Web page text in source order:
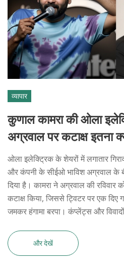
व्यापार
कुणाल कामरा की ओला
अग्रवाल पर कटाक्ष इतना
ओला इलेक्ट्रिक के शेयरों में लगातार
और कंपनी के सीईओ भाविश अग्रवाल के
दिया है। कामरा ने अग्रवाल की रविवार
कटाक्ष किया, जिससे ट्विटर पर एक दिए
जमकर हंगामा बरपा। कंप्लेंट्स और
और देखें